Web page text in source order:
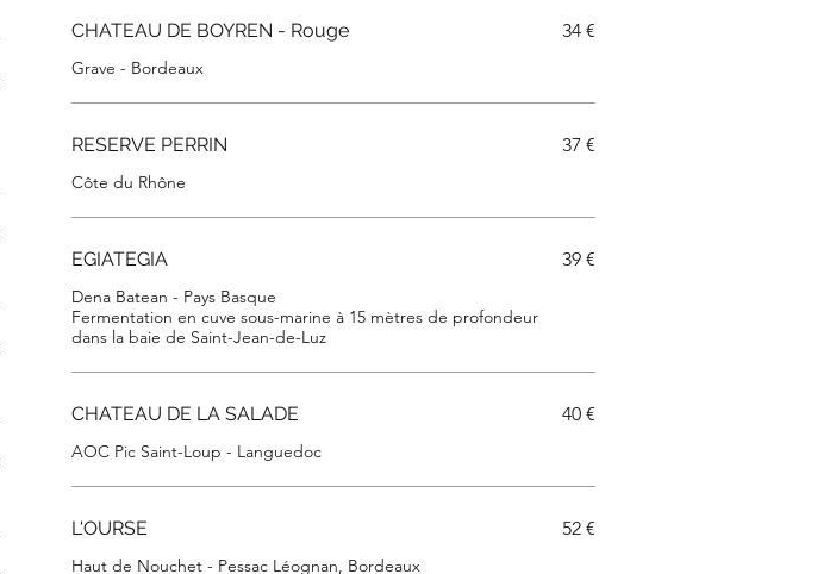
CHATEAU DE BOYREN - Rouge
Grave - Bordeaux
34 €
RESERVE PERRIN
Côte du Rhône
37 €
EGIATEGIA
Dena Batean - Pays Basque
Fermentation en cuve sous-marine à 15 mètres de profondeur
dans la baie de Saint-Jean-de-Luz
39 €
CHATEAU DE LA SALADE
AOC Pic Saint-Loup - Languedoc
40 €
L'OURSE
Haut de Nouchet - Pessac Léognan, Bordeaux
52 €